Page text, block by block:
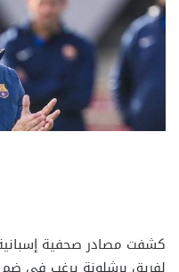
كشفت مصادر صحفية